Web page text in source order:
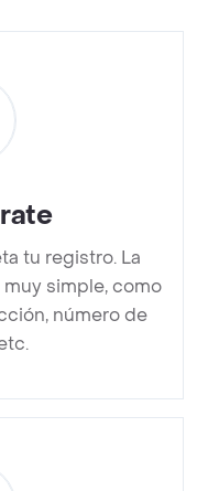
tu registro. La
simple, como
número de